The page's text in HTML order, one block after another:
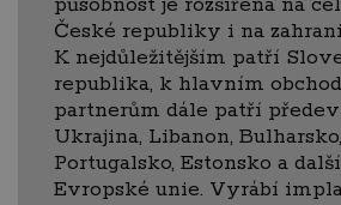
České republiky i na
K nejdůležitějším patří
republika, k hlavním
partnerům dále patří
Ukrajina, Libanon,
Portugalsko, Estonsko a
Evropské unie. Vyrábí